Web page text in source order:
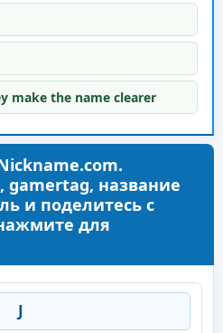
make the name clearer
gamertag, название
и поделитесь с
для
J